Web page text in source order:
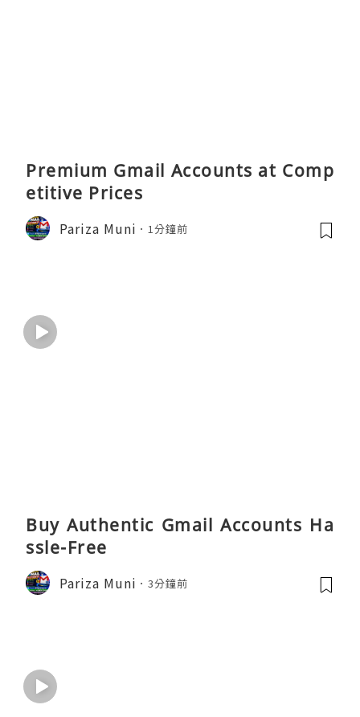
Premium Gmail Accounts at Comp
etitive Prices
Pariza Muni 1分鐘前
Buy Authentic Gmail Accounts Ha
ssle-Free
Pariza Muni 3分鐘前